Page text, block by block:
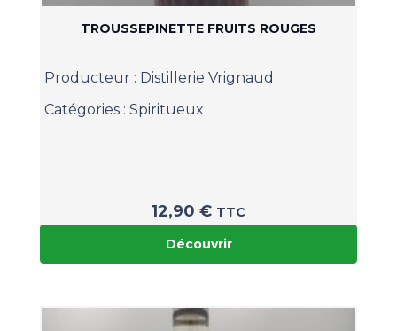
TROUSSEPINETTE FRUITS ROUGES
Producteur : Distillerie Vrignaud
Catégories : Spiritueux
12,90 € TTC
Découvrir